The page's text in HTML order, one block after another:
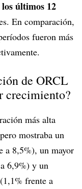
últimos 12
En comparación,
fueron más
de ORCL
crecimiento?
más alta
mostraba un
a 8,5%), un mayor
6,9%) y un
frente a